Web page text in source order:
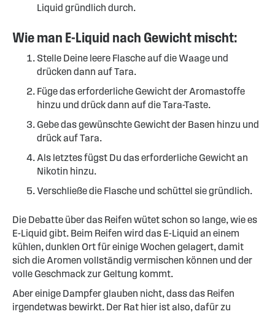
Liquid gründlich durch.
Wie man E-Liquid nach Gewicht mischt:
Stelle Deine leere Flasche auf die Waage und
drücken dann auf Tara.
Füge das erforderliche Gewicht der Aromastoffe
hinzu und drück dann auf die Tara-Taste.
Gebe das gewünschte Gewicht der Basen hinzu und
drück auf Tara.
Als letztes fügst Du das erforderliche Gewicht an
Nikotin hinzu.
Verschließe die Flasche und schüttel sie gründlich.
Die Debatte über das Reifen wütet schon so lange, wie es
E-Liquid gibt. Beim Reifen wird das E-Liquid an einem
kühlen, dunklen Ort für einige Wochen gelagert, damit
sich die Aromen vollständig vermischen können und der
volle Geschmack zur Geltung kommt.
Aber einige Dampfer glauben nicht, dass das Reifen
irgendetwas bewirkt. Der Rat hier ist also, dafür zu